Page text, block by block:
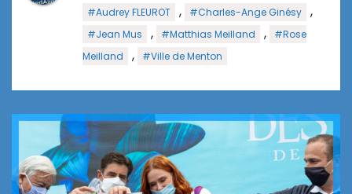
#Audrey FLEUROT , #Charles-Ange Ginésy ,
#Jean Mus , #Matthias Meilland ,
#Rose
Meilland
, #Ville de Menton